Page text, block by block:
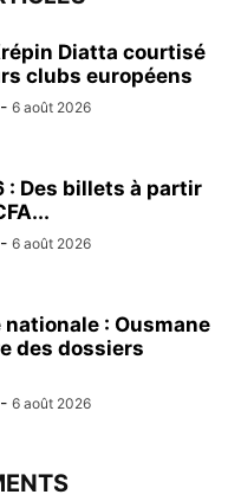
Diatta courtisé
clubs européens
- 6 août 2026
: Des billets à partir
- 6 août 2026
: Ousmane
des dossiers
- 6 août 2026